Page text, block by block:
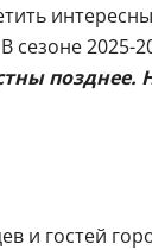
2025-
и гостей